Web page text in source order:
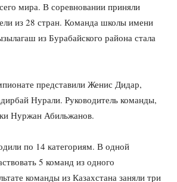
мира. В соревновании приняли
из 28 стран. Команда школы имени
из Бурабайского района стала
представили Женис Дидар,
Нурали. Руководитель команды,
Нуржан Абильжанов.
по 14 категориям. В одной
5 команд из одного
команды из Казахстана заняли три